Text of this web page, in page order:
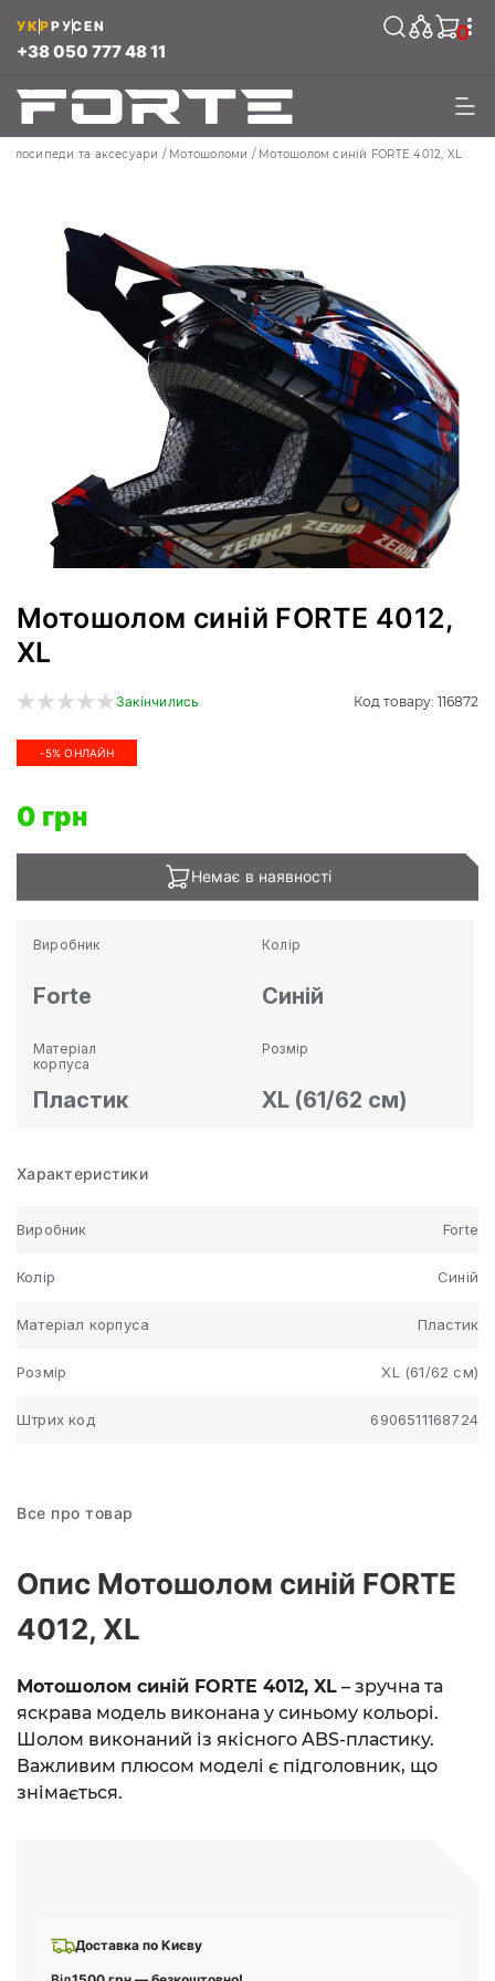
+38 050 777 48 11
УКРРУСEN 0
Велосипеди та аксесуари Мотошоломи Мотошолом синій FORTE 4012, XL
Мотошолом синій FORTE 4012,
XL
Закінчились Код товару: 116872
-5% ОНЛАЙН
0 грн
Немає в наявності
Виробник
Forte
Колір
Синій
Матеріал
корпуса
Пластик
Розмір
XL (61/62 см)
Характеристики
Виробник Forte
Колір Синій
Матеріал корпуса Пластик
Розмір XL (61/62 см)
Штрих код 6906511168724
Доставка по Києву
Все про товар
Опис Мотошолом синій FORTE
4012, XL
Мотошолом синій FORTE 4012, XL – зручна та
яскрава модель виконана у синьому кольорі.
Шолом виконаний із якісного ABS-пластику.
Важливим плюсом моделі є підголовник, що
знімається.